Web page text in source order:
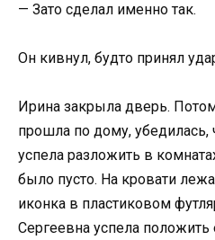
— Зато сделал именно так.
Он кивнул, будто принял
Ирина закрыла дверь.
прошла по дому, убедилась,
успела разложить в
было пусто. На кровати
иконка в пластиковом
Сергеевна успела положить